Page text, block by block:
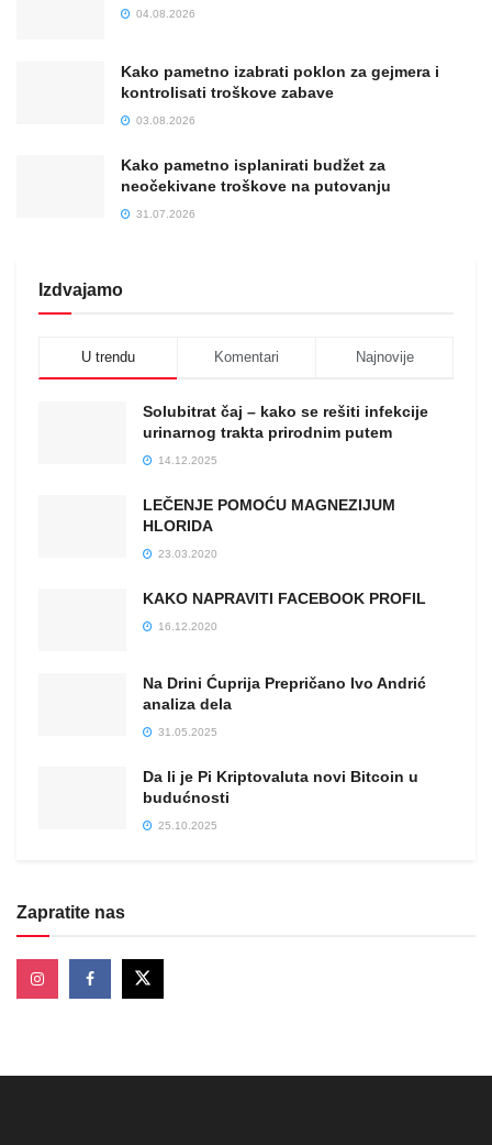
04.08.2026
Kako pametno izabrati poklon za gejmera i
kontrolisati troškove zabave
03.08.2026
Kako pametno isplanirati budžet za
neočekivane troškove na putovanju
31.07.2026
Izdvajamo
U trendu Komentari Najnovije
Solubitrat čaj – kako se rešiti infekcije
urinarnog trakta prirodnim putem
14.12.2025
LEČENJE POMOĆU MAGNEZIJUM
HLORIDA
23.03.2020
KAKO NAPRAVITI FACEBOOK PROFIL
16.12.2020
Na Drini Ćuprija Prepričano Ivo Andrić
analiza dela
31.05.2025
Da li je Pi Kriptovaluta novi Bitcoin u
budućnosti
25.10.2025
Zapratite nas